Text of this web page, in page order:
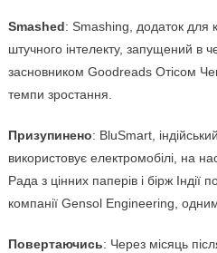
Smashed: Smashing, додаток для
штучного інтелекту, запущений в
засновником Goodreads Отісом
темпи зростання.
Призупинено: BluSmart,
використовує електромобілі, на
Рада з цінних паперів і бірж
компанії Gensol Engineering, одним
Повертаючись: Через місяць